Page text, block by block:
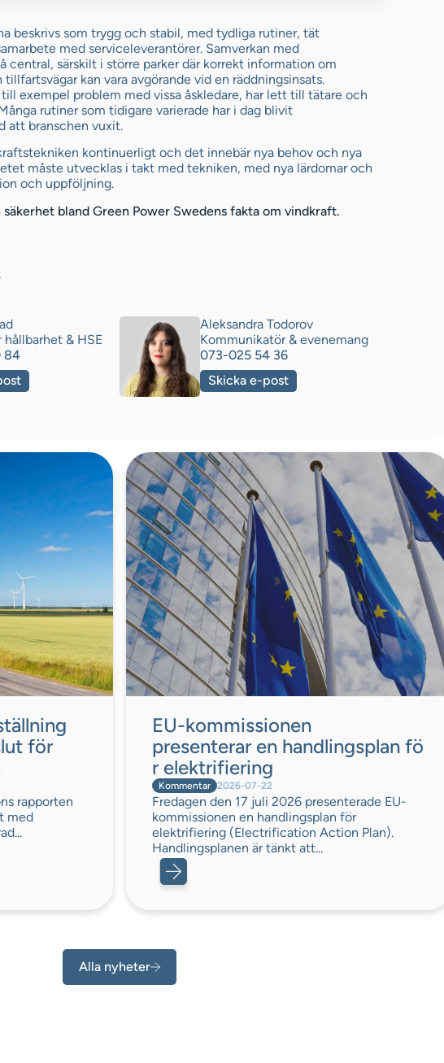
beskrivs som trygg och stabil, med tydliga rutiner, tät
med serviceleverantörer. Samverkan med
central, särskilt i större parker där korrekt information om
kan vara avgörande vid en räddningsinsats.
exempel problem med vissa åskledare, har lett till tätare och
rutiner som tidigare varierade har i dag blivit
att branschen vuxit.
kontinuerligt och det innebär nya behov och nya
måste utvecklas i takt med tekniken, med nya lärdomar och
och uppföljning.
bland Green Power Swedens fakta om vindkraft.
hållbarhet & HSE
84
Aleksandra Todorov
Kommunikatör & evenemang
073-025 54 36
Skicka e-post
för
rapporten
med
EU-kommissionen
presenterar en handlingsplan fö
r elektrifiering
Kommentar 2026-07-22
Fredagen den 17 juli 2026 presenterade EU-
kommissionen en handlingsplan för
elektrifiering (Electrification Action Plan).
Handlingsplanen är tänkt att...
Alla nyheter